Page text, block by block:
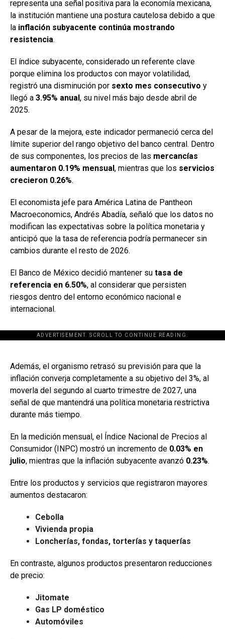
representa una señal positiva para la economía mexicana,
la institución mantiene una postura cautelosa debido a que
la inflación subyacente continúa mostrando
resistencia.
El índice subyacente, considerado un referente clave
porque elimina los productos con mayor volatilidad,
registró una disminución por sexto mes consecutivo y
llegó a 3.95% anual, su nivel más bajo desde abril de
2025.
A pesar de la mejora, este indicador permaneció cerca del
límite superior del rango objetivo del banco central. Dentro
de sus componentes, los precios de las mercancías
aumentaron 0.19% mensual, mientras que los servicios
crecieron 0.26%.
El economista jefe para América Latina de Pantheon
Macroeconomics, Andrés Abadía, señaló que los datos no
modifican las expectativas sobre la política monetaria y
anticipó que la tasa de referencia podría permanecer sin
cambios durante el resto de 2026.
El Banco de México decidió mantener su tasa de
referencia en 6.50%, al considerar que persisten
riesgos dentro del entorno económico nacional e
internacional.
ADVERTISEMENT. SCROLL TO CONTINUE READING.
[adsforwp id="243463"]
Además, el organismo retrasó su previsión para que la
inflación converja completamente a su objetivo del 3%, al
moverla del segundo al cuarto trimestre de 2027, una
señal de que mantendrá una política monetaria restrictiva
durante más tiempo.
En la medición mensual, el Índice Nacional de Precios al
Consumidor (INPC) mostró un incremento de 0.03% en
julio, mientras que la inflación subyacente avanzó 0.23%.
Entre los productos y servicios que registraron mayores
aumentos destacaron:
Cebolla
Vivienda propia
Loncherías, fondas, torterías y taquerías
En contraste, algunos productos presentaron reducciones
de precio:
Jitomate
Gas LP doméstico
Automóviles